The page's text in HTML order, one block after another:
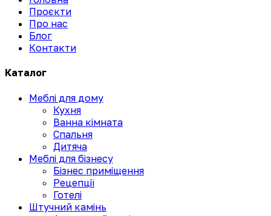
Проєкти
Про нас
Блог
Контакти
Каталог
Меблі для дому
Кухня
Ванна кімната
Спальня
Дитяча
Меблі для бізнесу
Бізнес приміщення
Рецепції
Готелі
Штучний камінь